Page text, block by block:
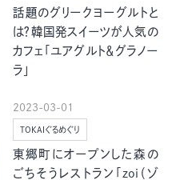
話題のグリークヨーグルトと
は？韓国発スイーツが人気の
カフェ「ユアグルト＆グラノー
ラ」
2023-03-01
TOKAIぐるめぐり
東郷町にオープンした森の
ごちそうレストラン「zoi（ゾ